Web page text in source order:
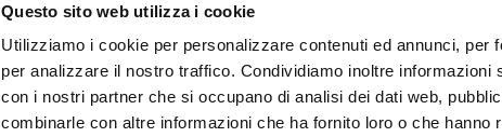
Questo sito web utilizza i cookie
Utilizziamo i cookie per personalizzare contenuti ed annunci, per
per analizzare il nostro traffico. Condividiamo inoltre
con i nostri partner che si occupano di analisi dei dati web,
combinarle con altre informazioni che ha fornito loro o che hanno